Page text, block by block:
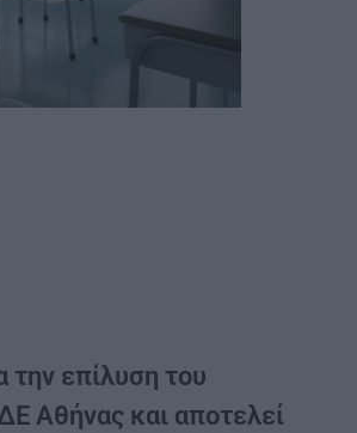
την επίλυση του
Αθήνας και αποτελεί